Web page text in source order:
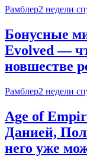
Рамблер2 недели
Бонусные
Evolved —
новшестве
Рамблер2 недели
Age of
Данией,
него уже